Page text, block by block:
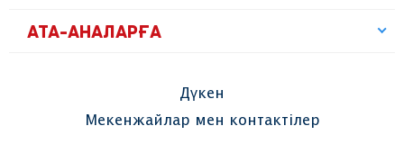
АТА-АНАЛАРҒА
Дүкен
Мекенжайлар мен контактілер